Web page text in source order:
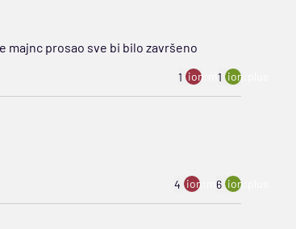
majnc prosao sve bi bilo završeno
1 ion:minus
1 ion:plus
4 ion:minus
6 ion:plus